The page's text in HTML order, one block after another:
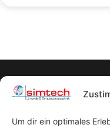
Um dir ein optimales